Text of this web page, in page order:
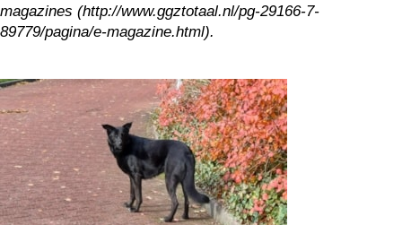
magazines (http://www.ggztotaal.nl/pg-29166-7-
89779/pagina/e-magazine.html).